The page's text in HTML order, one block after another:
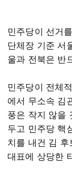
민주당이 선거
단체장 기준 서
울과 전북은 반
민주당이 전체
에서 무소속 김
풍은 작지 않을
두고 민주당 핵
치를 내건 김
대표에 상당한